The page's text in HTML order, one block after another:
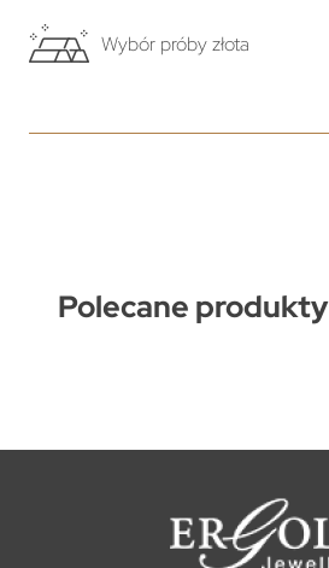
Wybór próby złota
Polecane produkty